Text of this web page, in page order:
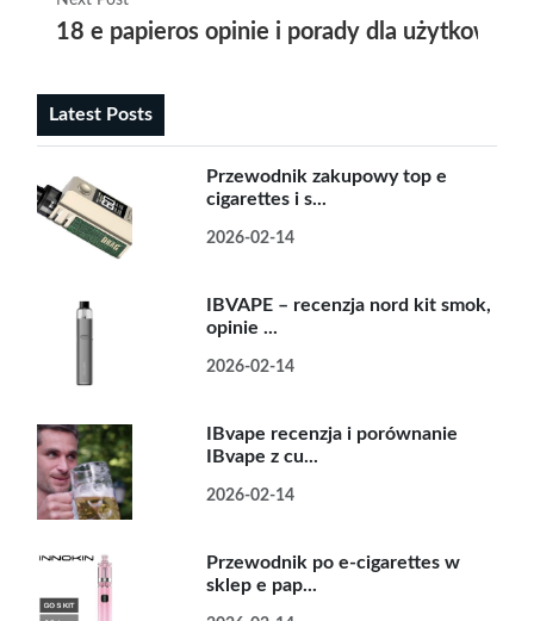
18 e papieros opinie i porady dla
Latest Posts
Przewodnik zakupowy top e
cigarettes i s...
2026-02-14
IBVAPE – recenzja nord kit smok,
opinie ...
2026-02-14
IBvape recenzja i porównanie
IBvape z cu...
2026-02-14
Przewodnik po e-cigarettes w
sklep e pap...